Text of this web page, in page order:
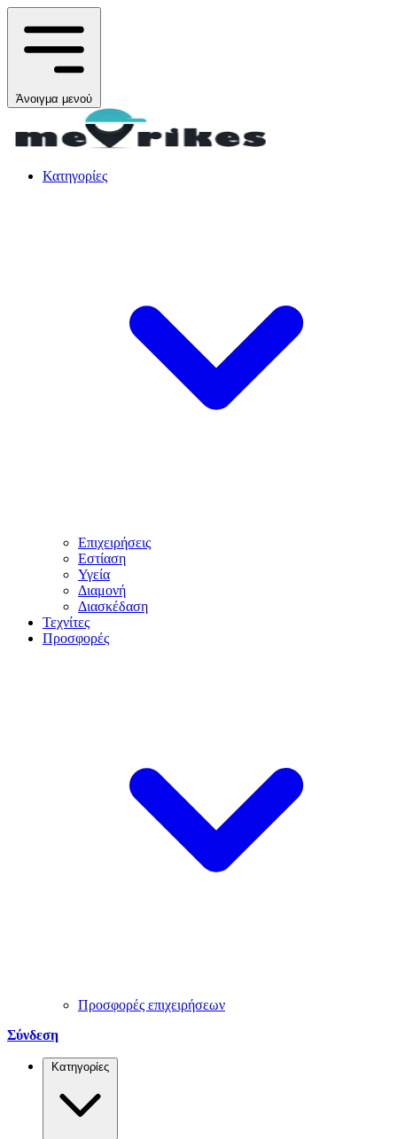
Άνοιγμα μενού
Κατηγορίες
Επιχειρήσεις
Εστίαση
Υγεία
Διαμονή
Διασκέδαση
Τεχνίτες
Προσφορές
Προσφορές επιχειρήσεων
Σύνδεση
Κατηγορίες